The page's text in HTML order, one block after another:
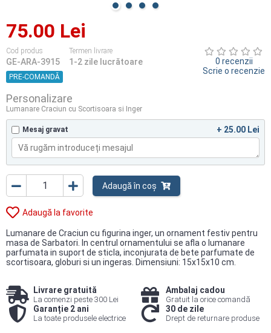
75.00 Lei
Cod produs
GE-ARA-3915
Termen livrare
1-2 zile lucrătoare
PRE-COMANDĂ
0 recenzii
Scrie o recenzie
Personalizare
Lumanare Craciun cu Scortisoara si Inger
Mesaj gravat + 25.00 Lei
Adaugă în coș
Adaugă la favorite
Lumanare de Craciun cu figurina inger, un ornament festiv pentru
masa de Sarbatori. In centrul ornamentului se afla o lumanare
parfumata in suport de sticla, inconjurata de bete parfumate de
scortisoara, globuri si un ingeras. Dimensiuni: 15x15x10 cm.
Livrare gratuită
La comenzi peste 300 Lei
Ambalaj cadou
Gratuit la orice comandă
Garanție 2 ani
La toate produsele electrice
30 de zile
Drept de returnare produse